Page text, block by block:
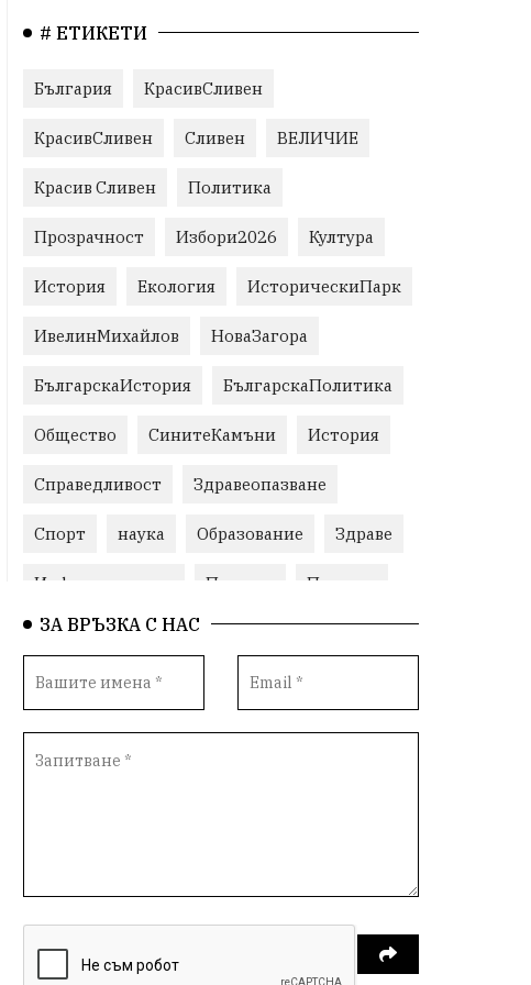
# ЕТИКЕТИ
България КрасивСливен
КрасивСливен Сливен ВЕЛИЧИЕ
Красив Сливен Политика
Прозрачност Избори2026 Култура
История Екология ИсторическиПарк
ИвелинМихайлов НоваЗагора
БългарскаИстория БългарскаПолитика
Общество СинитеКамъни История
Справедливост Здравеопазване
Спорт наука Образование Здраве
Инфраструктура Пеевски Протест
Свобода ИвелинМихайлов
ОбщинаСливен Карандила
ГражданскоОбщество РадостинВасилев
ОбщественИнтерес земеделие
ИсторияНаБългария Иновации САЩ
ЗА ВРЪЗКА С НАС